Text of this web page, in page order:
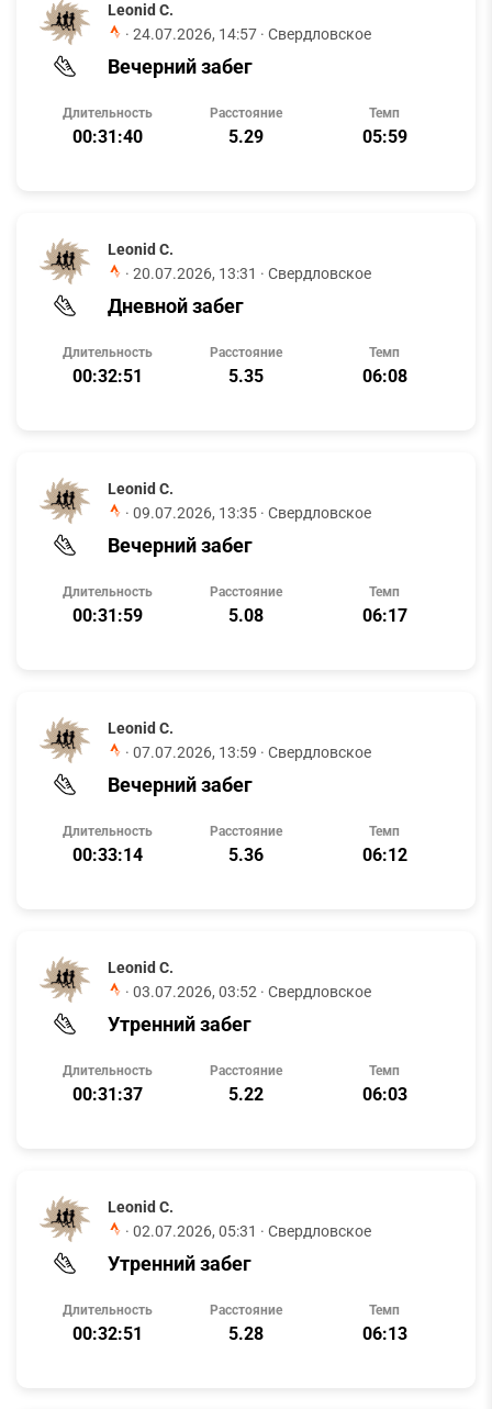
Leonid C.
· 24.07.2026, 14:57 · Свердловское
Вечерний забег
Длительность
00:31:40
Расстояние
5.29
Темп
05:59
Leonid C.
· 20.07.2026, 13:31 · Свердловское
Дневной забег
Длительность
00:32:51
Расстояние
5.35
Темп
06:08
Leonid C.
· 09.07.2026, 13:35 · Свердловское
Вечерний забег
Длительность
00:31:59
Расстояние
5.08
Темп
06:17
Leonid C.
· 07.07.2026, 13:59 · Свердловское
Вечерний забег
Длительность
00:33:14
Расстояние
5.36
Темп
06:12
Leonid C.
· 03.07.2026, 03:52 · Свердловское
Утренний забег
Длительность
00:31:37
Расстояние
5.22
Темп
06:03
Leonid C.
· 02.07.2026, 05:31 · Свердловское
Утренний забег
Длительность
00:32:51
Расстояние
5.28
Темп
06:13